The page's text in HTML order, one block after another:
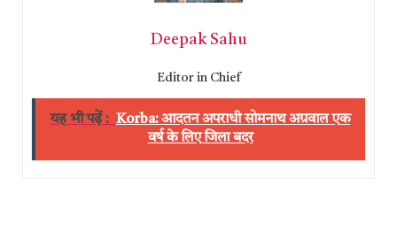
Deepak Sahu
Editor in Chief
यह भी पढ़ें : Korba: आदतन अपराधी सोमनाथ अग्रवाल एक
वर्ष के लिए जिला बदर